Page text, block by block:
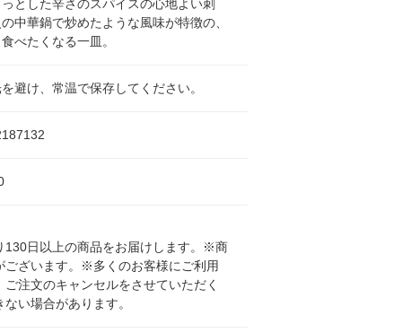
とした辛さのスパイスの心地よい刺
中華鍋で炒めたような風味が特徴の、
べたくなる一皿。
避け、常温で保存してください。
130日以上の商品をお届けします。※商
ございます。※多くのお客様にご利用
注文のキャンセルをさせていただく
い場合があります。